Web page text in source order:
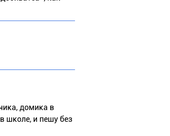
домика в
школе, и пешу без